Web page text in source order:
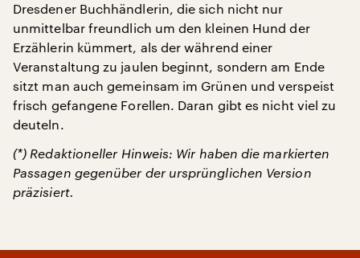
Dresdener Buchhändlerin, die sich nicht nur
unmittelbar freundlich um den kleinen Hund der
Erzählerin kümmert, als der während einer
Veranstaltung zu jaulen beginnt, sondern am Ende
sitzt man auch gemeinsam im Grünen und verspeist
frisch gefangene Forellen. Daran gibt es nicht viel zu
deuteln.
(*) Redaktioneller Hinweis: Wir haben die markierten
Passagen gegenüber der ursprünglichen Version
präzisiert.